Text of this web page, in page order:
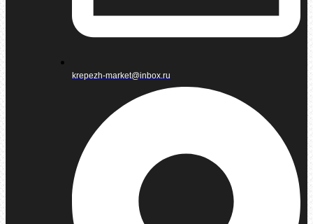
krepezh-market@inbox.ru